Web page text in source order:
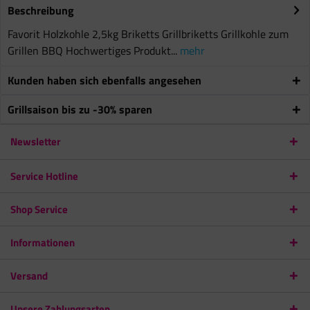
Beschreibung
Favorit Holzkohle 2,5kg Briketts Grillbriketts Grillkohle zum
Grillen BBQ Hochwertiges Produkt... mehr
Kunden haben sich ebenfalls angesehen
Grillsaison bis zu -30% sparen
Newsletter
Service Hotline
Shop Service
Informationen
Versand